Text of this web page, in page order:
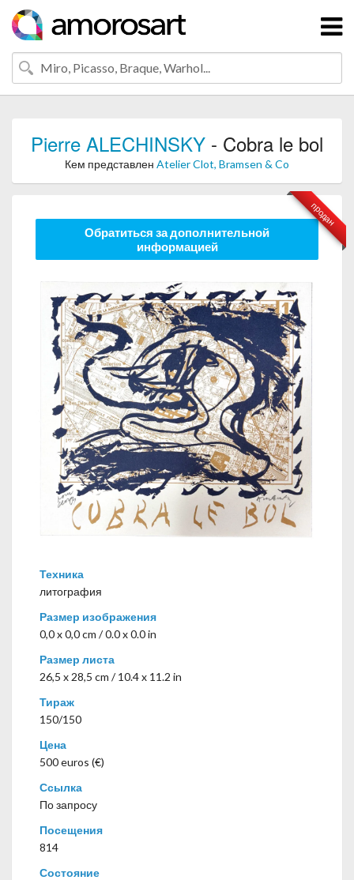
Pierre ALECHINSKY - Cobra le bol
Кем представлен Atelier Clot, Bramsen & Co
продан
Обратиться за дополнительной
информацией
Техника
литография
Размер изображения
0,0 x 0,0 cm / 0.0 x 0.0 in
Размер листа
26,5 x 28,5 cm / 10.4 x 11.2 in
Тираж
150/150
Цена
500 euros (€)
Ссылка
По запросу
Посещения
814
Состояние